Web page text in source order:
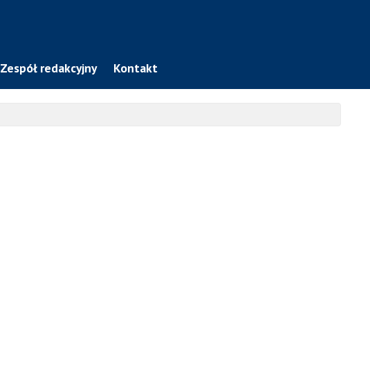
Zespół redakcyjny Kontakt